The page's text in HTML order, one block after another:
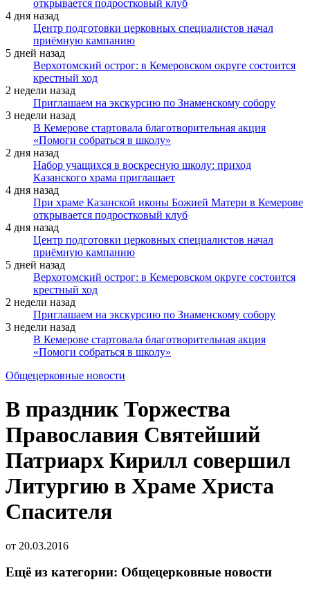
открывается подростковый клуб
4 дня назад
Центр подготовки церковных специалистов начал
приёмную кампанию
5 дней назад
Верхотомский острог: в Кемеровском округе состоится
крестный ход
2 недели назад
Приглашаем на экскурсию по Знаменскому собору
3 недели назад
В Кемерове стартовала благотворительная акция
«Помоги собраться в школу»
2 дня назад
Набор учащихся в воскресную школу: приход
Казанского храма приглашает
4 дня назад
При храме Казанской иконы Божией Матери в Кемерове
открывается подростковый клуб
4 дня назад
Центр подготовки церковных специалистов начал
приёмную кампанию
5 дней назад
Верхотомский острог: в Кемеровском округе состоится
крестный ход
2 недели назад
Приглашаем на экскурсию по Знаменскому собору
3 недели назад
В Кемерове стартовала благотворительная акция
«Помоги собраться в школу»
Общецерковные новости
В праздник Торжества
Православия Святейший
Патриарх Кирилл совершил
Литургию в Храме Христа
Спасителя
от 20.03.2016
Ещё из категории: Общецерковные новости